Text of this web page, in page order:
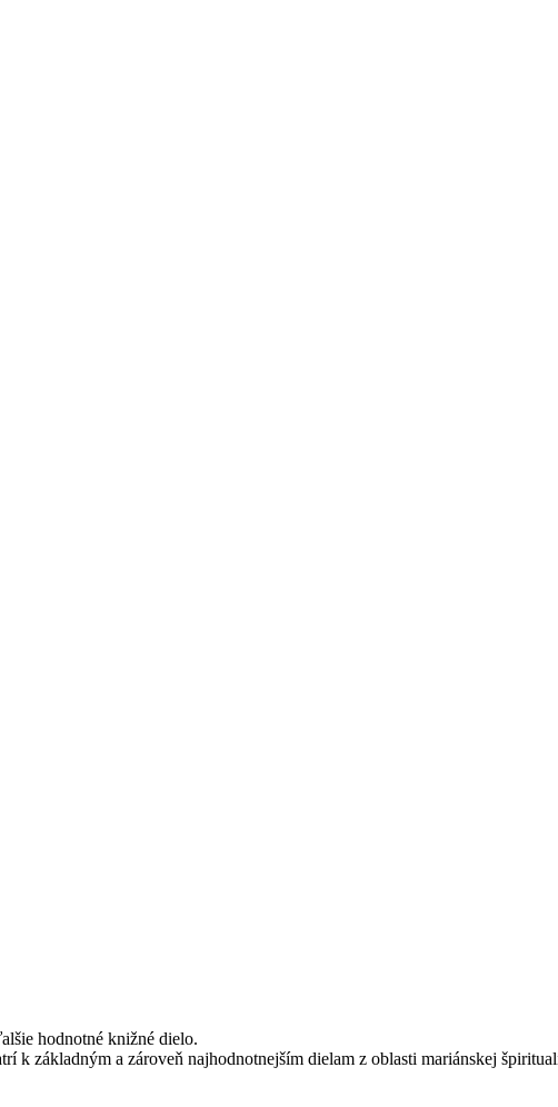
hodnotné knižné dielo.
k základným a zároveň najhodnotnejším dielam z oblasti mariánskej